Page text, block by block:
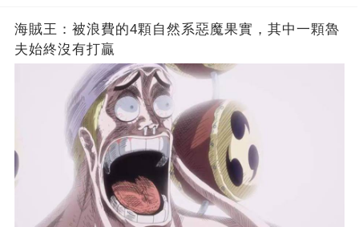
海賊王：被浪費的4顆自然系惡魔果實，其中一顆魯
夫始終沒有打贏